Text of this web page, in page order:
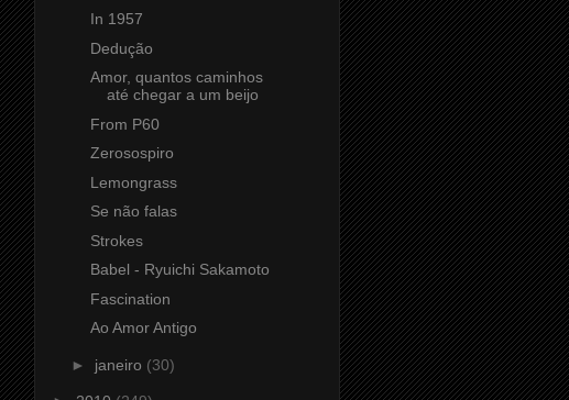
In 1957
Dedução
Amor, quantos caminhos
até chegar a um beijo
From P60
Zerosospiro
Lemongrass
Se não falas
Strokes
Babel - Ryuichi Sakamoto
Fascination
Ao Amor Antigo
► janeiro (30)